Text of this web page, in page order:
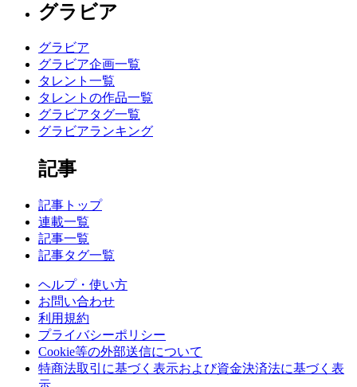
グラビア
グラビア
グラビア企画一覧
タレント一覧
タレントの作品一覧
グラビアタグ一覧
グラビアランキング
記事
記事トップ
連載一覧
記事一覧
記事タグ一覧
ヘルプ・使い方
お問い合わせ
利用規約
プライバシーポリシー
Cookie等の外部送信について
特商法取引に基づく表示および資金決済法に基づく表